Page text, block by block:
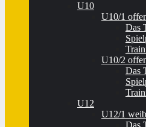
U10
U10/1
Das
U10/2
Das
U12
U12/1
Das